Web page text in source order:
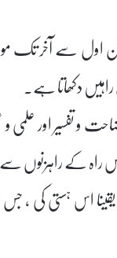
اول سے آخر
دکھاتا ہے۔
و تفسیر اور
راہ کے راہزنوں
اس ہستی کی ،